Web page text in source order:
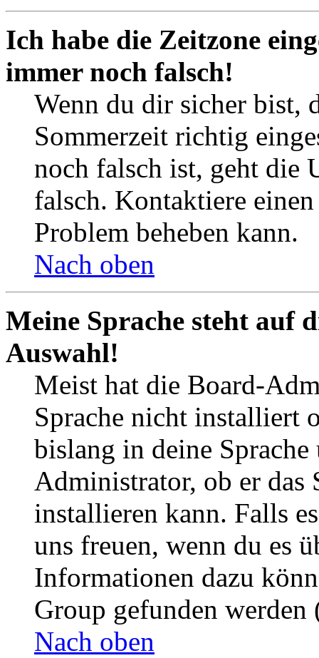
Ich habe die Zeitzone
immer noch falsch!
Wenn du dir sicher bist,
Sommerzeit richtig
noch falsch ist, geht die
falsch. Kontaktiere
Problem beheben kann.
Nach oben
Meine Sprache steht auf
Auswahl!
Meist hat die Board-
Sprache nicht installiert
bislang in deine
Administrator, ob er das
installieren kann. Falls
uns freuen, wenn du es
Informationen dazu
Group gefunden
Nach oben